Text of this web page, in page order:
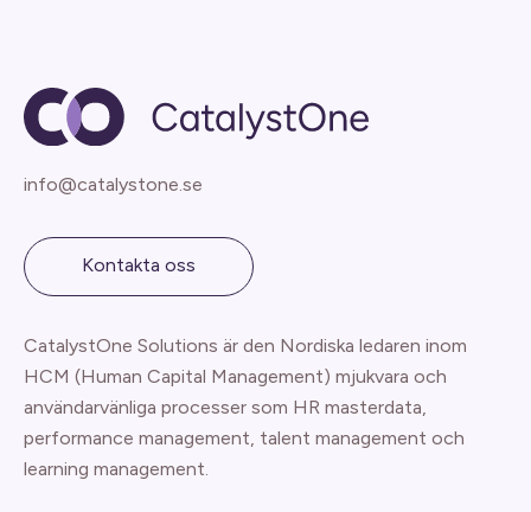
info@catalystone.se
Kontakta oss
CatalystOne Solutions är den Nordiska ledaren inom
HCM (Human Capital Management) mjukvara och
användarvänliga processer som HR masterdata,
performance management, talent management och
learning management.